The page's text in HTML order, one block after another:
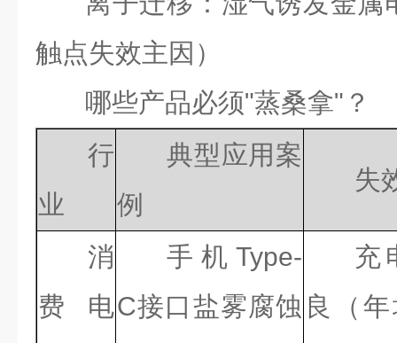
触点失效主因）
哪些产品必须"蒸桑拿"？
行
业
典型应用案
例
失
消
费电
手机Type-
C接口盐雾腐蚀
充
良（